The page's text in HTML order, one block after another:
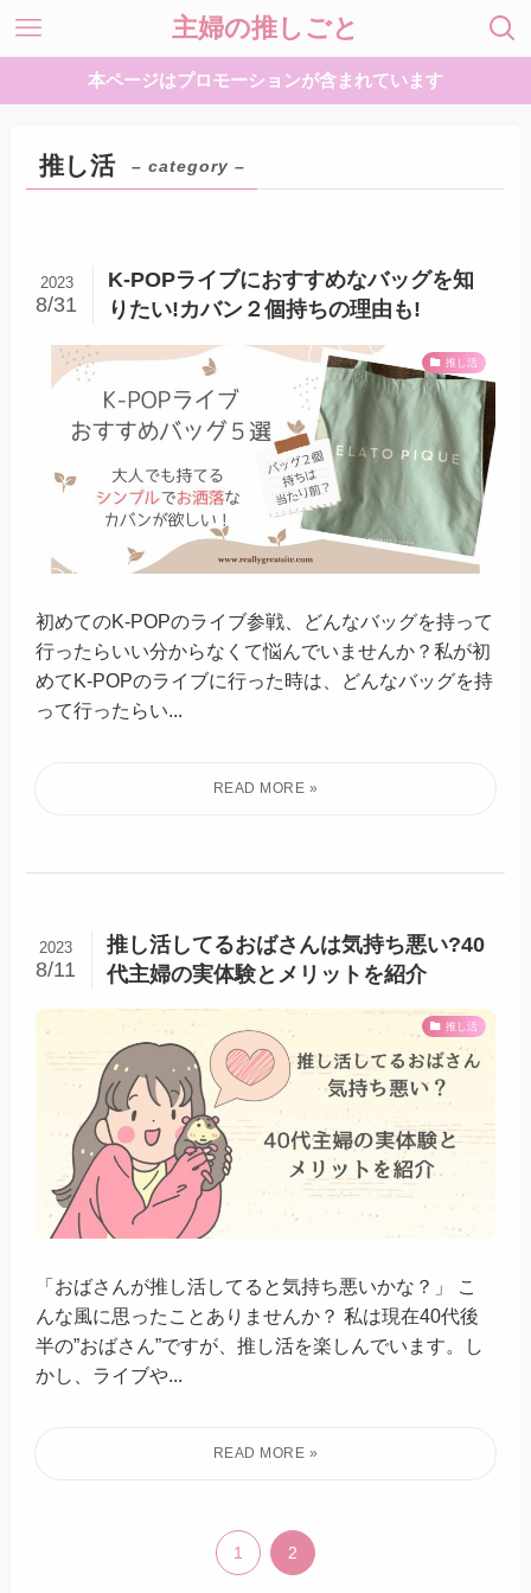
主婦の推しごと
本ページはプロモーションが含まれています
推し活 – category –
K-POPライブにおすすめなバッグを知
りたい!カバン２個持ちの理由も!
2023
8/31
推し活
初めてのK-POPのライブ参戦、どんなバッグを持って
行ったらいい分からなくて悩んでいませんか？私が初
めてK-POPのライブに行った時は、どんなバッグを持
って行ったらい...
推し活してるおばさんは気持ち悪い?40
代主婦の実体験とメリットを紹介
2023
8/11
推し活
「おばさんが推し活してると気持ち悪いかな？」 こ
んな風に思ったことありませんか？ 私は現在40代後
半の”おばさん”ですが、推し活を楽しんでいます。し
かし、ライブや...
1 2